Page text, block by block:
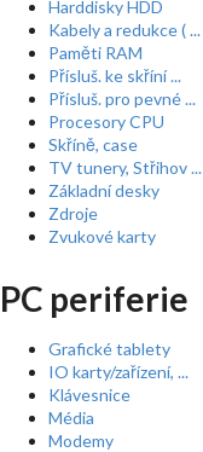
Harddisky HDD
Kabely a redukce ( ...
Paměti RAM
Přísluš. ke skříní ...
Přísluš. pro pevné ...
Procesory CPU
Skříně, case
TV tunery, Střihov ...
Základní desky
Zdroje
Zvukové karty
PC periferie
Grafické tablety
IO karty/zařízení, ...
Klávesnice
Média
Modemy